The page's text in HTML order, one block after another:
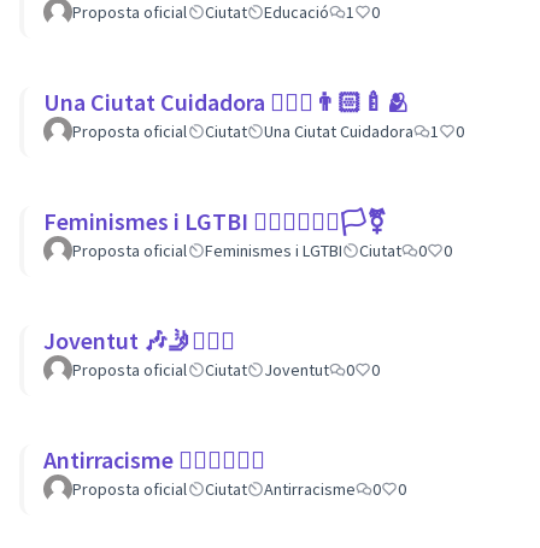
Proposta oficial Ciutat Educació 1 0
Una Ciutat Cuidadora 💆🏾‍♀️👨🏻‍🍼🫂
Proposta oficial Ciutat Una Ciutat Cuidadora 1 0
Feminismes i LGTBI 💁🏽‍♀👩‍❤️‍👩🏳️‍⚧️
Proposta oficial Feminismes i LGTBI Ciutat 0 0
Joventut 🎶🤳🙇🏽‍♀
Proposta oficial Ciutat Joventut 0 0
Antirracisme ✊🏾✊🏼✊🏿
Proposta oficial Ciutat Antirracisme 0 0